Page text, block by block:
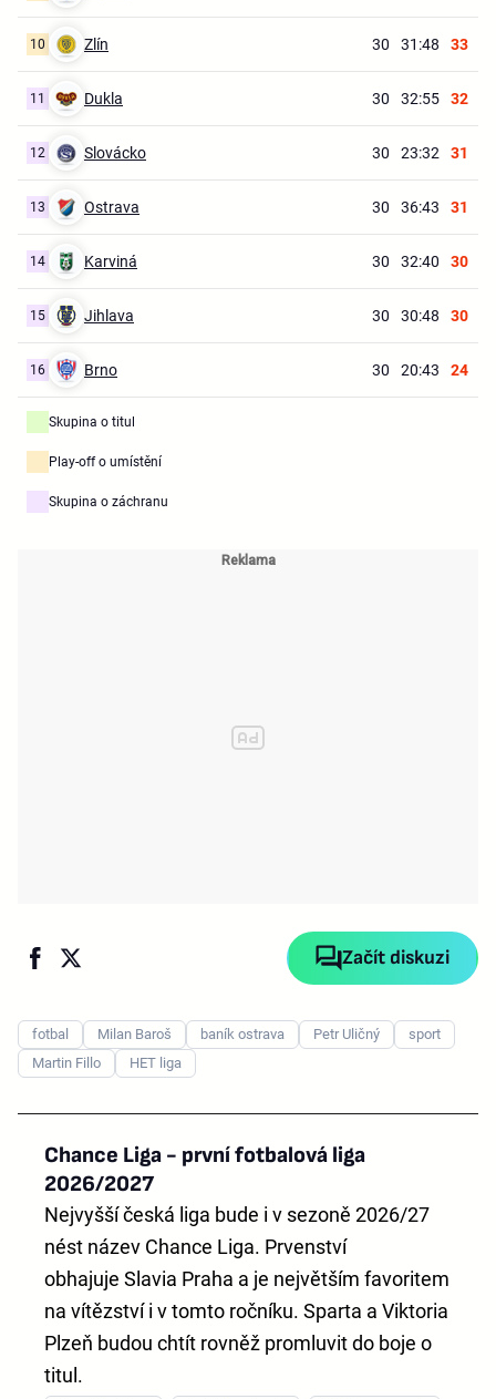
10 Zlín 30 31:48 33
11 Dukla 30 32:55 32
12 Slovácko 30 23:32 31
13 Ostrava 30 36:43 31
14 Karviná 30 32:40 30
15 Jihlava 30 30:48 30
16 Brno 30 20:43 24
Skupina o titul
Play-off o umístění
Skupina o záchranu
Začít diskuzi
fotbal Milan Baroš baník ostrava Petr Uličný
sport
Martin Fillo
HET liga
Chance Liga - první fotbalová liga
2026/2027
Nejvyšší česká liga bude i v sezoně 2026/27
nést název Chance Liga. Prvenství
obhajuje Slavia Praha a je největším favoritem
na vítězství i v tomto ročníku. Sparta a Viktoria
Plzeň budou chtít rovněž promluvit do boje o
titul.